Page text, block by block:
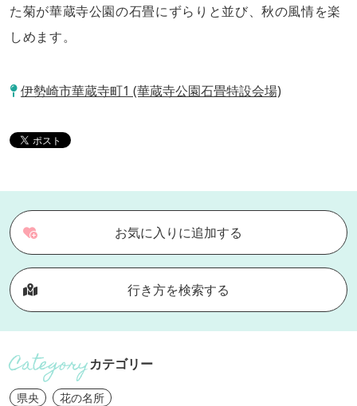
た菊が華蔵寺公園の石畳にずらりと並び、秋の風情を楽
しめます。
伊勢崎市華蔵寺町1 (華蔵寺公園石畳特設会場)
お気に入りに追加する
行き方を検索する
カテゴリー
県央 花の名所